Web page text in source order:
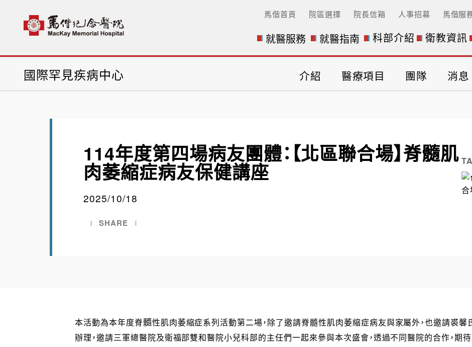
馬偕首頁 院區選擇 院長信箱 人事招募 馬偕服
就醫服務 就醫指南 科部介紹 衛教資訊
國際罕見疾病中心 介紹 醫療項目 團隊 消息
114年度第四場病友團體：【北區聯合場】脊髓肌
肉萎縮症病友保健講座
2025/10/18
SHARE
本活動為本年度脊髓性肌肉萎縮症系列活動第二場，除了邀請脊髓性肌肉萎縮症病友與家屬外，也邀請裘馨
辦理，邀請三軍總醫院及衛福部雙和醫院小兒科部的主任們一起來參與本次盛會，透過不同醫院的合作，期